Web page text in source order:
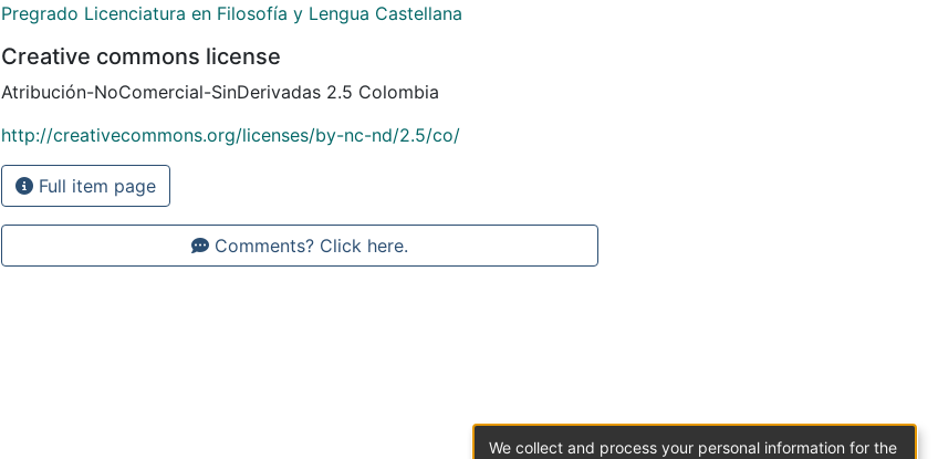
Pregrado Licenciatura en Filosofía y Lengua Castellana
Creative commons license
Atribución-NoComercial-SinDerivadas 2.5 Colombia
http://creativecommons.org/licenses/by-nc-nd/2.5/co/
Full item page
Comments? Click here.
We collect and process your personal information for the